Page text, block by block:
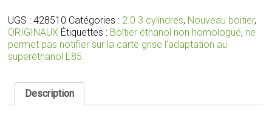
2.0
wifi
avec
faisceau
connecteurs
adaptés
pour
UGS :428510 Catégories : 2.0 3 cylindres, Nouveau boitier,
ORIGINAUX Étiquettes : Boîtier éthanol non homologué, ne
permet pas notifier sur la carte grise l'adaptation au
superéthanol E85.
Description